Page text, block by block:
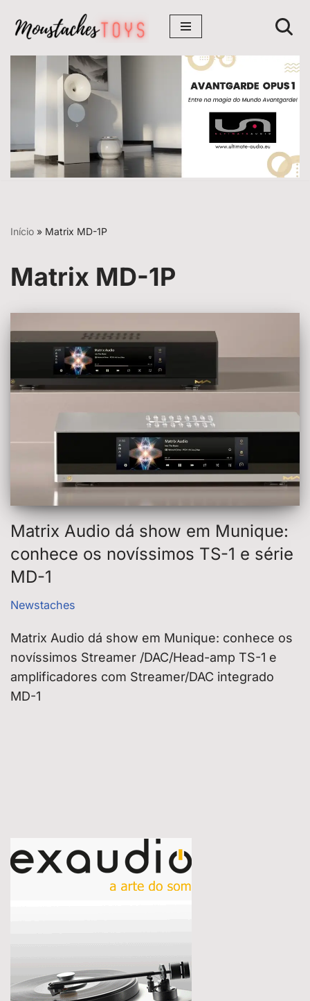
Avançar
para
conteúdo
Início » Matrix MD-1P
Matrix MD-1P
Matrix Audio dá show em Munique:
conhece os novíssimos TS-1 e série
MD-1
Newstaches
Matrix Audio dá show em Munique: conhece os
novíssimos Streamer /DAC/Head-amp TS-1 e
amplificadores com Streamer/DAC integrado
MD-1